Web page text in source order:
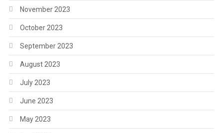
November 2023
October 2023
September 2023
August 2023
July 2023
June 2023
May 2023